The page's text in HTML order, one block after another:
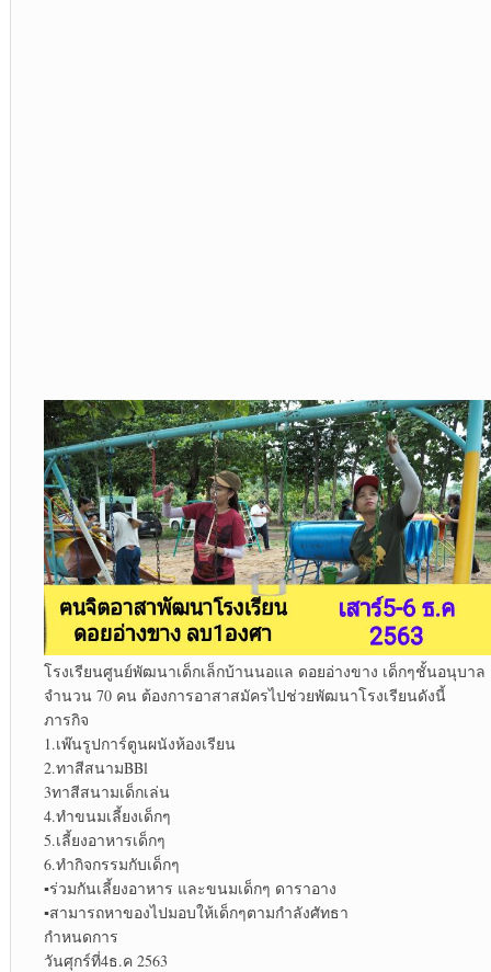
โรงเรียนศูนย์พัฒนาเด็กเล็กบ้านนอแล ดอยอ่างขาง เด็กๆชั้นอนุบาล
จำนวน 70 คน ต้องการอาสาสมัครไปช่วยพัฒนาโรงเรียนดังนี้
ภารกิจ
1.เพ๊นรูปการ์ตูนผนังห้องเรียน
2.ทาสีสนามBBl
3ทาสีสนามเด็กเล่น
4.ทำขนมเลี้ยงเด็กๆ
5.เลี้ยงอาหารเด็กๆ
6.ทำกิจกรรมกับเด็กๆ
▪︎ร่วมกันเลี้ยงอาหาร และขนมเด็กๆ ดาราอาง
▪︎สามารถหาของไปมอบให้เด็กๆตามกำลังศัทธา
กำหนดการ
วันศุกร์ที่4ธ.ค 2563